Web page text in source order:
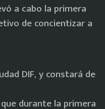
a cabo la primera
de concientizar a
DIF, y constará de
durante la primera